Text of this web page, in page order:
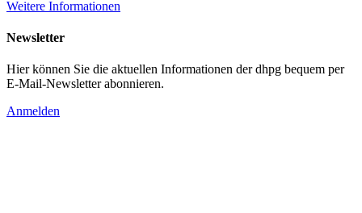
Weitere Informationen
Newsletter
Hier können Sie die aktuellen Informationen der dhpg bequem per
E-Mail-Newsletter abonnieren.
Anmelden